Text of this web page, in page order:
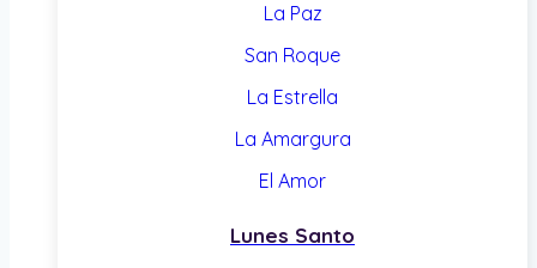
La Paz
San Roque
La Estrella
La Amargura
El Amor
Lunes Santo